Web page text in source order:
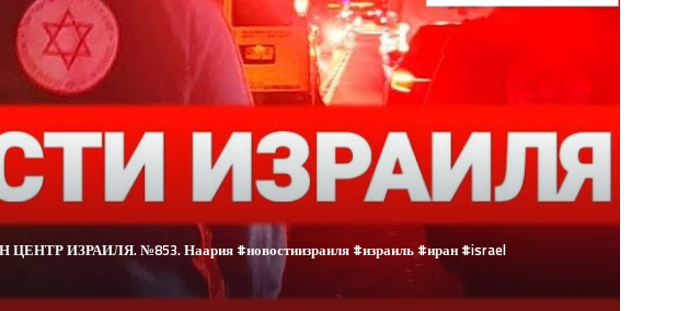
ИЗРАИЛЯ. №853. Наария #новостиизраиля #израиль #иран #israel